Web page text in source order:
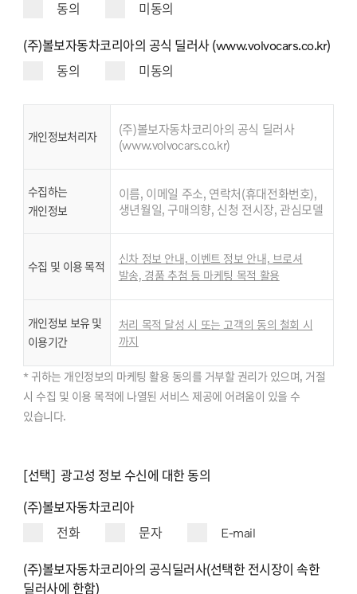
동의
미동의
(주)볼보자동차코리아의 공식 딜러사 (www.volvocars.co.kr)
동의
미동의
개인정보처리자
(주)볼보자동차코리아의 공식 딜러사
(www.volvocars.co.kr)
수집하는
개인정보
이름, 이메일 주소, 연락처(휴대전화번호),
생년월일, 구매의향, 신청 전시장, 관심모델
수집 및 이용 목적
신차 정보 안내, 이벤트 정보 안내, 브로셔
발송, 경품 추첨 등 마케팅 목적 활용
개인정보 보유 및
이용기간
처리 목적 달성 시 또는 고객의 동의 철회 시
까지
* 귀하는 개인정보의 마케팅 활용 동의를 거부할 권리가 있으며, 거절
시 수집 및 이용 목적에 나열된 서비스 제공에 어려움이 있을 수
있습니다.
[선택] 광고성 정보 수신에 대한 동의
(주)볼보자동차코리아
전화
문자 E-mail
(주)볼보자동차코리아의 공식딜러사(선택한 전시장이 속한
딜러사에 한함)